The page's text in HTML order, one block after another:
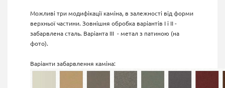
Можливі три модифікації каміна, в залежності від форми
верхньої частини. Зовнішня обробка варіантів I і II -
забарвлена сталь. Варіанта III - метал з патиною (на
фото).
Варіанти забарвлення каміна: